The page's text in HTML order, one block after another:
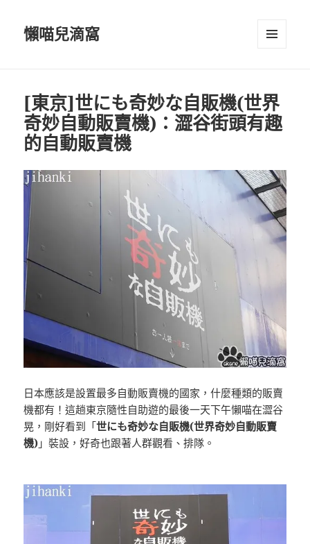
懶喵兒滴窩
[東京]世にも奇妙な自販機(世界
奇妙自動販賣機)：澀谷街頭有趣
的自動販賣機
日本應該是設置最多自動販賣機的國家，什麼種類的販賣
機都有！這趟東京隨性自助遊的最後一天下午懶喵在澀谷
晃，剛好看到「世にも奇妙な自販機(世界奇妙自動販賣
機) 」裝設，好奇也跟著人群觀看、排隊。